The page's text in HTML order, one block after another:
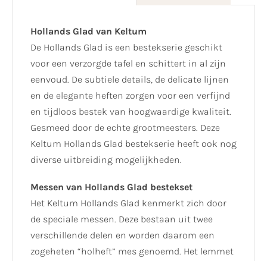
Hollands Glad van Keltum
De Hollands Glad is een bestekserie geschikt
voor een verzorgde tafel en schittert in al zijn
eenvoud. De subtiele details, de delicate lijnen
en de elegante heften zorgen voor een verfijnd
en tijdloos bestek van hoogwaardige kwaliteit.
Gesmeed door de echte grootmeesters. Deze
Keltum Hollands Glad bestekserie heeft ook nog
diverse uitbreiding mogelijkheden.
Messen van Hollands Glad bestekset
Het Keltum Hollands Glad kenmerkt zich door
de speciale messen. Deze bestaan uit twee
verschillende delen en worden daarom een
zogeheten “holheft” mes genoemd. Het lemmet